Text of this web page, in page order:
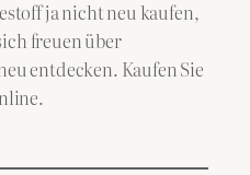
ja nicht neu kaufen,
freuen über
entdecken. Kaufen Sie